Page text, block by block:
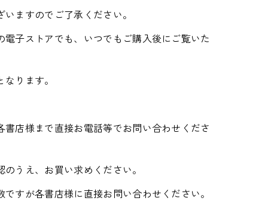
ますのでご了承ください。
子ストアでも、いつでもご購入後にご覧いた
ります。
店様まで直接お電話等でお問い合わせくださ
うえ、お買い求めください。
すが各書店様に直接お問い合わせください。